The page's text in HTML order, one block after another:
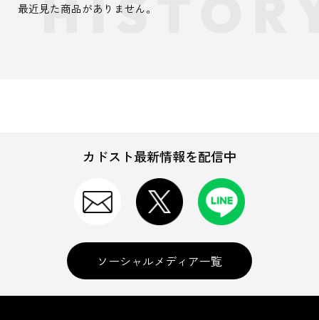
最近見た商品がありません。
カドスト最新情報を配信中
ソーシャルメディア一覧